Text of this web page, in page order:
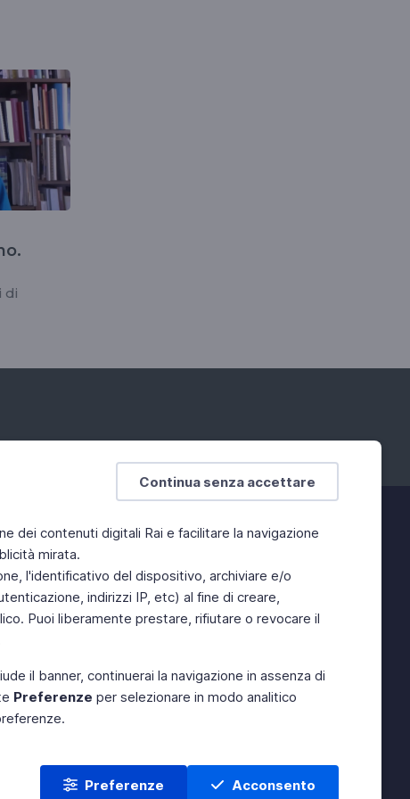
Continua senza accettare
dei contenuti digitali Rai e facilitare la navigazione
mirata.
l'identificativo del dispositivo, archiviare e/o
indirizzi IP, etc) al fine di creare,
Puoi liberamente prestare, rifiutare o revocare il
il banner, continuerai la navigazione in assenza di
Preferenze per selezionare in modo analitico
Preferenze Acconsento
di